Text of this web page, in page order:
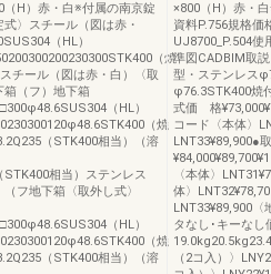
H）赤・白※付属の南京錠
〉スチール（図は赤・
（HL）
（焼
チール（図は赤・白）〈取
箱（フ）地下箱
（HL）
（焼
（STK400相当）（溶
相当）ステンレス
フ地下箱〈取外し式〉
（HL）
（焼
（STK400相当）（溶
×800（H）赤・
資料P.756規格価
UJ8700_P.504使
準図CADBIM取
型・ステンレス
φ76.3STK400焼
式価 格
コード〈本体〉
LNT33¥89,900●
〈本体〉
体〉
LNT33¥89,900〈
タなし･キーな
（2コ入）〉